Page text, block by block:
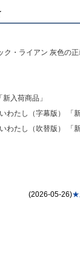
・ライアン 灰色の正
入荷商品」
わたし（字幕版） 「新
わたし（吹替版） 「新
(2026-05-26)★